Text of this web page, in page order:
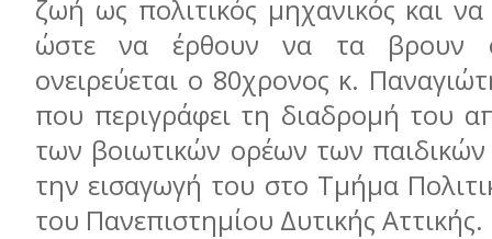
ζωή ως πολιτικός μηχανικός και
ώστε να έρθουν να τα βρουν
ονειρεύεται ο 80χρονος κ.
που περιγράφει τη διαδρομή του
των βοιωτικών ορέων των
την εισαγωγή του στο Τμήμα
του Πανεπιστημίου Δυτικής Αττικής.